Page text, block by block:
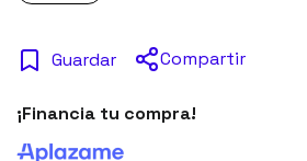
Guardar Compartir
¡Financia tu compra!